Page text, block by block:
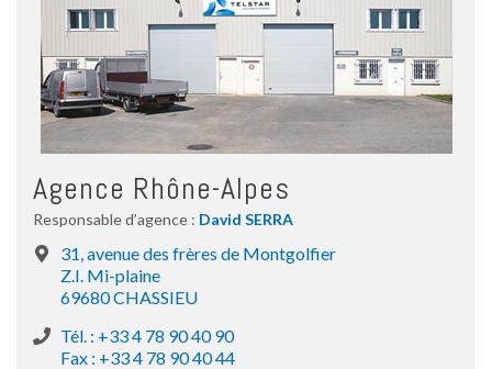
Agence Rhône-Alpes
Responsable d’agence : David SERRA
31, avenue des frères de Montgolfier
Z.I. Mi-plaine
69680 CHASSIEU
Tél. : +33 4 78 90 40 90
Fax : +33 4 78 90 40 44